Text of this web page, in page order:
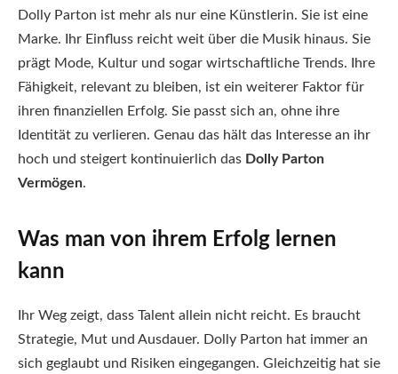
Dolly Parton ist mehr als nur eine Künstlerin. Sie ist eine
Marke. Ihr Einfluss reicht weit über die Musik hinaus. Sie
prägt Mode, Kultur und sogar wirtschaftliche Trends. Ihre
Fähigkeit, relevant zu bleiben, ist ein weiterer Faktor für
ihren finanziellen Erfolg. Sie passt sich an, ohne ihre
Identität zu verlieren. Genau das hält das Interesse an ihr
hoch und steigert kontinuierlich das Dolly Parton
Vermögen.
Was man von ihrem Erfolg lernen
kann
Ihr Weg zeigt, dass Talent allein nicht reicht. Es braucht
Strategie, Mut und Ausdauer. Dolly Parton hat immer an
sich geglaubt und Risiken eingegangen. Gleichzeitig hat sie